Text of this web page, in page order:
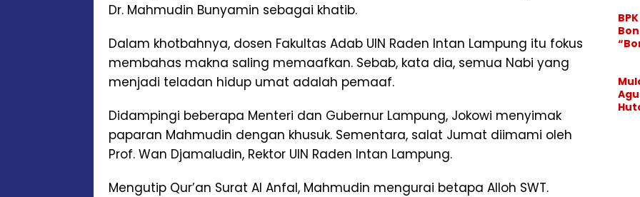
Dr. Mahmudin Bunyamin sebagai khatib.
Dalam khotbahnya, dosen Fakultas Adab UIN Raden Intan Lampung itu fokus
membahas makna saling memaafkan. Sebab, kata dia, semua Nabi yang
menjadi teladan hidup umat adalah pemaaf.
Didampingi beberapa Menteri dan Gubernur Lampung, Jokowi menyimak
paparan Mahmudin dengan khusuk. Sementara, salat Jumat diimami oleh
Prof. Wan Djamaludin, Rektor UIN Raden Intan Lampung.
Mengutip Qur’an Surat Al Anfal, Mahmudin mengurai betapa Alloh SWT.
BPK